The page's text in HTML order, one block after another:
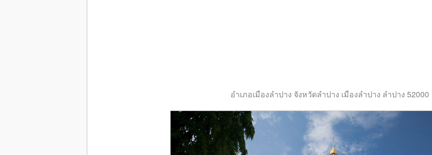
อำเภอเมืองลำปาง จังหวัดลำปาง เมืองลำปาง ลำปาง 52000